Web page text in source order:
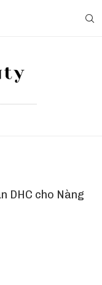
DHC cho Nàng